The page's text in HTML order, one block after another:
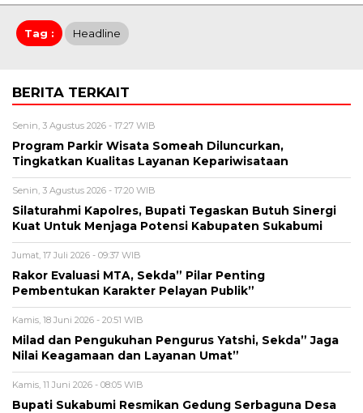
Tag : Headline
BERITA TERKAIT
Senin, 3 Agustus 2026 - 17:27 WIB
Program Parkir Wisata Someah Diluncurkan,
Tingkatkan Kualitas Layanan Kepariwisataan
Senin, 3 Agustus 2026 - 17:20 WIB
Silaturahmi Kapolres, Bupati Tegaskan Butuh Sinergi
Kuat Untuk Menjaga Potensi Kabupaten Sukabumi
Jumat, 17 Juli 2026 - 09:37 WIB
Rakor Evaluasi MTA, Sekda” Pilar Penting
Pembentukan Karakter Pelayan Publik”
Kamis, 18 Juni 2026 - 20:51 WIB
Milad dan Pengukuhan Pengurus Yatshi, Sekda” Jaga
Nilai Keagamaan dan Layanan Umat”
Kamis, 11 Juni 2026 - 08:05 WIB
Bupati Sukabumi Resmikan Gedung Serbaguna Desa